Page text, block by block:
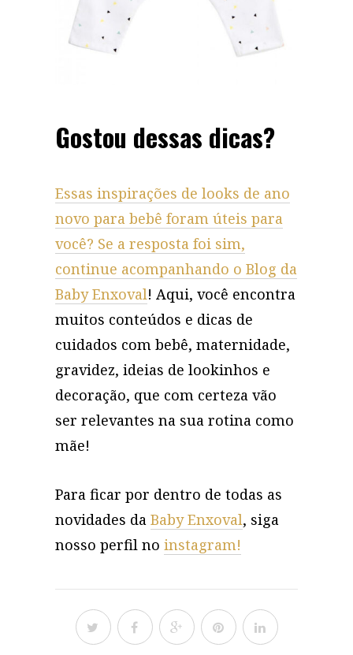
Gostou dessas dicas?
Essas inspirações de looks de ano
novo para bebê foram úteis para
você? Se a resposta foi sim,
continue acompanhando o Blog da
Baby Enxoval! Aqui, você encontra
muitos conteúdos e dicas de
cuidados com bebê, maternidade,
gravidez, ideias de lookinhos e
decoração, que com certeza vão
ser relevantes na sua rotina como
mãe!
Para ficar por dentro de todas as
novidades da Baby Enxoval, siga
nosso perfil no instagram!